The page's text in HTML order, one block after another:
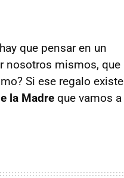
que pensar en un
nosotros mismos, que
Si ese regalo existe
la Madre que vamos a